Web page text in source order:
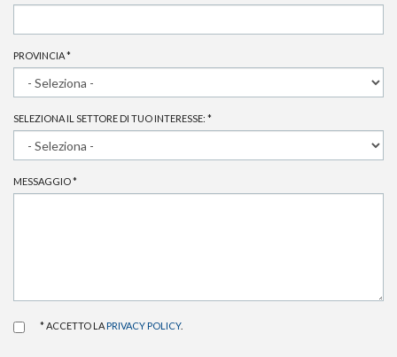
PROVINCIA*
SELEZIONA IL SETTORE DI TUO INTERESSE: *
MESSAGGIO*
* ACCETTO LA PRIVACY POLICY.